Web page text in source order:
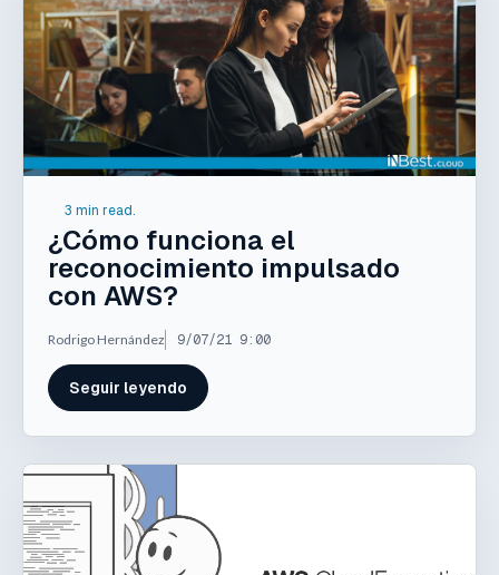
3 min read.
¿Cómo funciona el
reconocimiento impulsado
con AWS?
Rodrigo Hernández 9/07/21 9:00
Seguir leyendo